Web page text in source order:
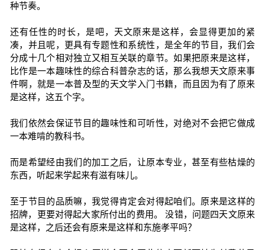
种节奏。
还有任性的时长，是吧，天文原来是这样，会显得更加的紧
凑，并且呢，更具有专题性和系统性，是全年的节目，我们会
分成十几个相对独立又相互关联的章节。如果把原来是这样，
比作是一本趣味性的综合科普杂志的话，那么我想天文原来事
件啊，就是一本普及型的天文学入门书籍，而且因为有了原来
是这样，这五个字。
我们依然会保证节目的趣味性和可听性，对绝对不会把它做成
一本难啃的教科书。
而是希望经由我们的加工之后，让原本专业，甚至有些枯燥的
东西，听起来学起来有滋有味儿。
至于节目的品质嘛，我觉得肯定会对得起咱们。原来是这样的
招牌，更要对得起大家所付出的费用。 没错，问题四天文原来
是这样，之后还会有原来是这样和东施孝平吗？